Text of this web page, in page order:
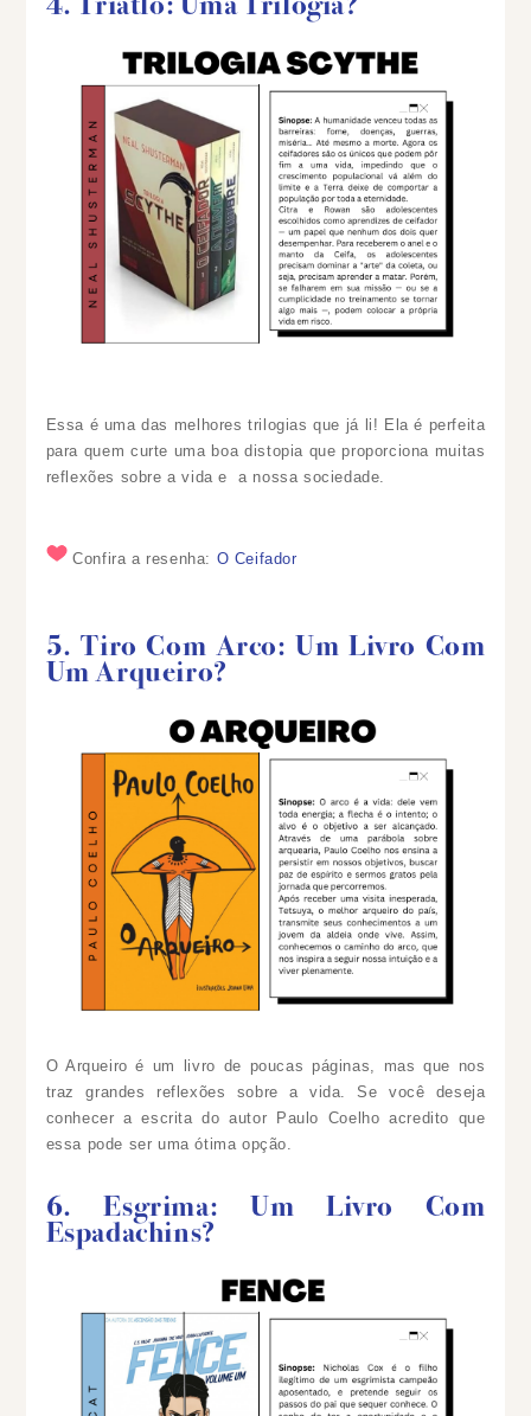
Essa é uma das melhores trilogias que já li! Ela é perfeita
para quem curte uma boa distopia que proporciona muitas
reflexões sobre a vida e a nossa sociedade.
Confira a resenha: O Ceifador
5. Tiro Com Arco: Um Livro Com
Um Arqueiro?
O Arqueiro é um livro de poucas páginas, mas que nos
traz grandes reflexões sobre a vida. Se você deseja
conhecer a escrita do autor Paulo Coelho acredito que
essa pode ser uma ótima opção.
6. Esgrima: Um Livro Com
Espadachins?